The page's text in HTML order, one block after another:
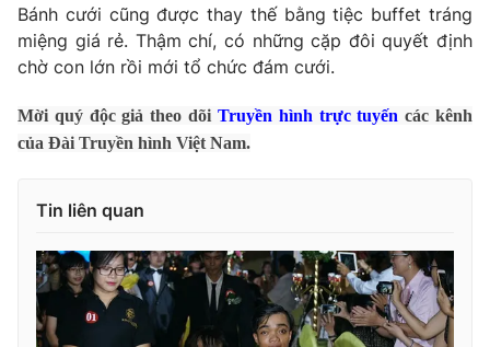
VTV Money VTV Thể thao
Thị trường 24h Tấm lòng Việt
VTV4
VTV9 VTV8
Liên hệ tòa soạn English
Bánh cưới cũng được thay thế bằng tiệc buffet tráng
miệng giá rẻ. Thậm chí, có những cặp đôi quyết định
chờ con lớn rồi mới tổ chức đám cưới.
Mời quý độc giả theo dõi Truyền hình trực tuyến các kênh
của Đài Truyền hình Việt Nam.
Tin liên quan